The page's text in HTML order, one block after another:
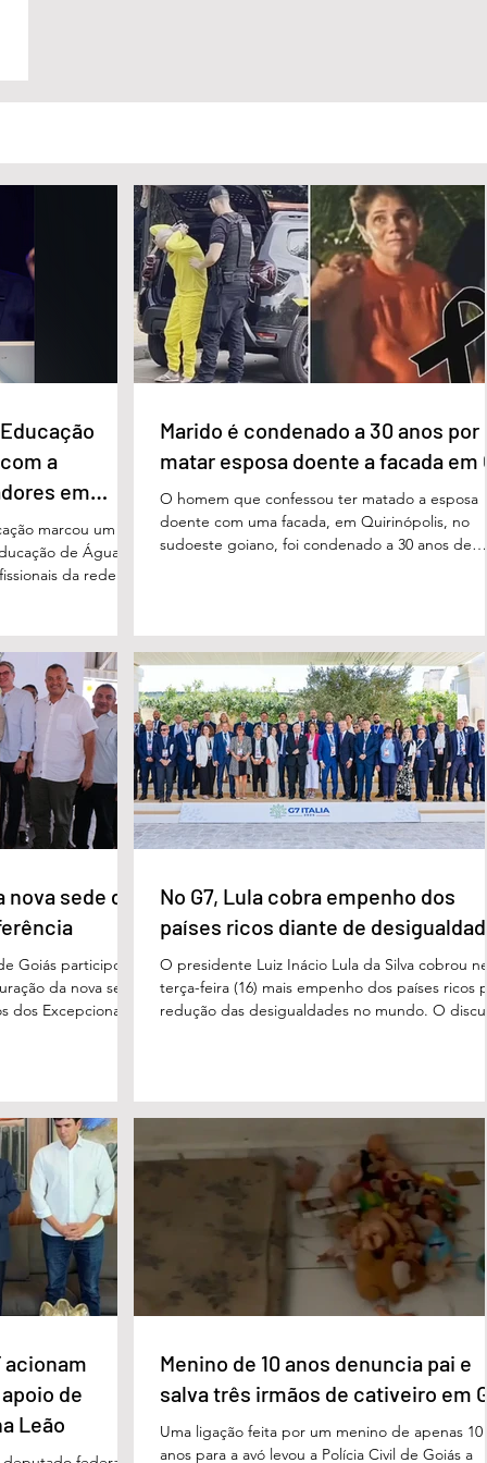
a
em
marcou um
de Águas
da rede
das futuras
municipal
destacou que o
aos
um
Marido é condenado a 30 anos por
matar esposa doente a facada em
O homem que confessou ter matado a esposa
doente com uma facada, em Quirinópolis, no
sudoeste goiano, foi condenado a 30 anos de
Acidente Vascular Cerebral (AVC) e estava em
condição de fragilidade física. De acordo com o
processo, Cléria foi morta com um único golpe
faca no pescoço, enquanto estava no quarto
repousando, desferido pelo
sede da
Goiás participou,
da nova sede
dos Excepcionais,
inclusão, educação
às
estrutura foi
dese
No G7, Lula cobra empenho dos
países ricos diante de
O presidente Luiz Inácio Lula da Silva cobrou
terça-feira (16) mais empenho dos países ricos
redução das desigualdades no mundo. O
entre países ricos e pobres tem aumentado.
desafios se multiplicam, mas a solidariedade
internacional encolhe. A distância que separa a
prosperidade de Évian da realidade
acionam
de
Leão
Menino de 10 anos denuncia pai e
salva três irmãos de cativeiro em
Uma ligação feita por um menino de apenas 10
anos para a avó levou a Polícia Civil de Goiás a